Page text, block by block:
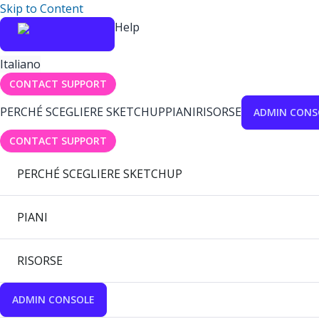
Skip to Content
Help
Italiano
CONTACT SUPPORT
PERCHÉ SCEGLIERE SKETCHUPPIANIRISORSE ADMIN
CONTACT SUPPORT
PERCHÉ SCEGLIERE SKETCHUP
PIANI
RISORSE
ADMIN CONSOLE